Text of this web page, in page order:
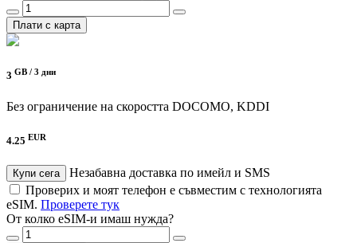
Плати с карта
3 GB / 3 дни
Без ограничение на скоростта DOCOMO, KDDI
4.25 EUR
Купи сега
Незабавна доставка по имейл и SMS
Проверих и моят телефон е съвместим с технологията
eSIM. Проверете тук
От колко eSIM-и имаш нужда?